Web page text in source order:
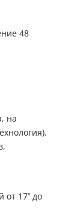
48
на
17’’ до